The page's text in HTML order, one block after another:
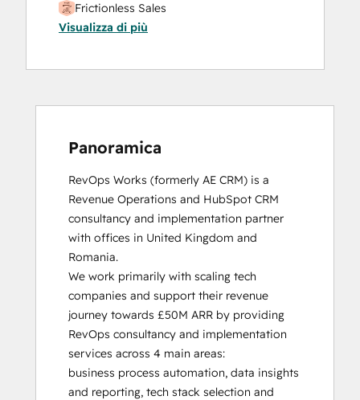
Frictionless Sales
HubSpot Sales Hub Software
HubSpot Solutions Partner
Inbound Sales
Service Hub Software
Visualizza di più
Panoramica
RevOps Works (formerly AE CRM) is a
Revenue Operations and HubSpot CRM
consultancy and implementation partner
with offices in United Kingdom and
Romania.
We work primarily with scaling tech
companies and support their revenue
journey towards £50M ARR by providing
RevOps consultancy and implementation
services across 4 main areas:
business process automation, data insights
and reporting, tech stack selection and